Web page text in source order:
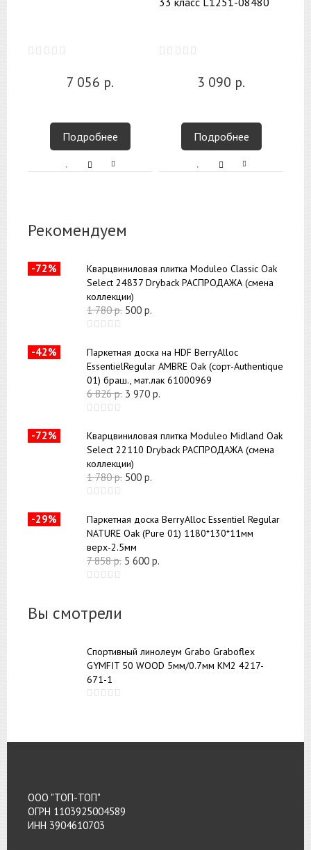
7 056 р.
Подробнее
3 090 р.
Подробнее
Рекомендуем
Кварцвиниловая плитка Moduleo Classic Oak
Select 24837 Dryback РАСПРОДАЖА (смена
коллекции)
1 780р. 500 р.
-72%
Паркетная доска на HDF BerryAlloc
EssentielRegular AMBRE Oak (сорт-Authentique
01) браш., мат.лак 61000969
6 826р. 3 970 р.
-42%
Кварцвиниловая плитка Moduleo Midland Oak
Select 22110 Dryback РАСПРОДАЖА (смена
коллекции)
1 780р. 500 р.
-72%
Паркетная доска BerryAlloc Essentiel Regular
NATURE Oak (Pure 01) 1180*130*11мм
верх-2.5мм
7 858р. 5 600 р.
-29%
Вы смотрели
Спортивный линолеум Grabo Graboflex
GYMFIT 50 WOOD 5мм/0.7мм КМ2 4217-
671-1
ООО "ТОП-ТОП"
ОГРН 1103925004589
ИНН 3904610703